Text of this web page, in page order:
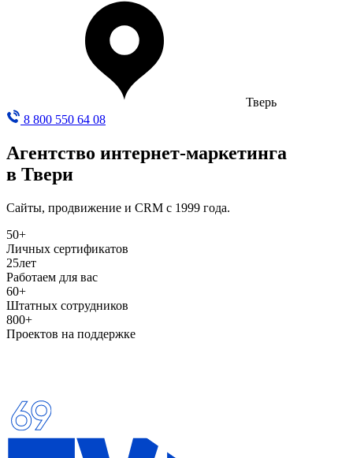
Тверь
8 800 550 64 08
Агентство интернет-маркетинга
в Твери
Сайты, продвижение и CRM с 1999 года.
50+
Личных сертификатов
25лет
Работаем для вас
60+
Штатных сотрудников
800+
Проектов на поддержке